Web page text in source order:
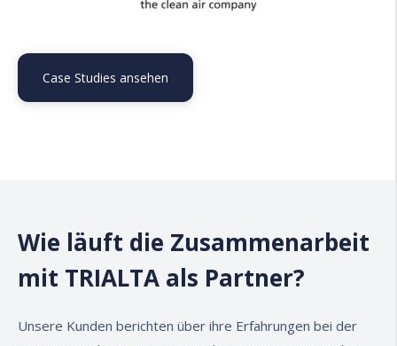
Case Studies ansehen
Wie läuft die Zusammenarbeit
mit TRIALTA als Partner?
Unsere Kunden berichten über ihre Erfahrungen bei der